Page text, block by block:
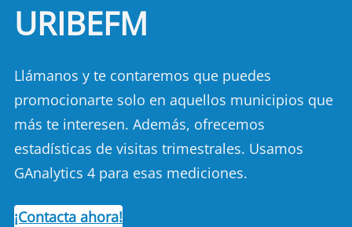
URIBEFM
Llámanos y te contaremos que puedes
promocionarte solo en aquellos municipios que
más te interesen. Además, ofrecemos
estadísticas de visitas trimestrales. Usamos
GAnalytics 4 para esas mediciones.
¡Contacta ahora!